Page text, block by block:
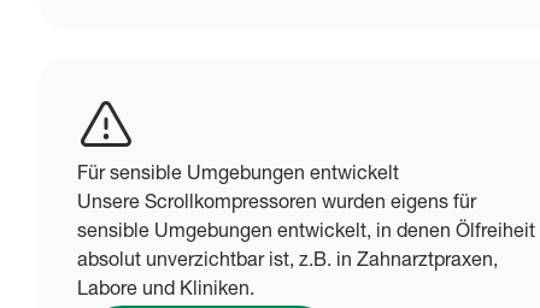
Für sensible Umgebungen entwickelt
Unsere Scrollkompressoren wurden eigens für
sensible Umgebungen entwickelt, in denen Ölfreiheit
absolut unverzichtbar ist, z.B. in Zahnarztpraxen,
Labore und Kliniken.